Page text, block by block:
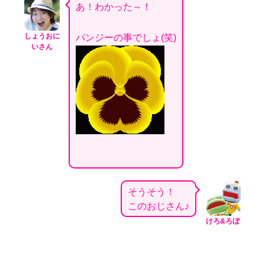
しょうおに
いさん
あ！わかった～！
パンジーの事でしょ(笑)
けろ&ろぼ
そうそう！
このおじさん♪